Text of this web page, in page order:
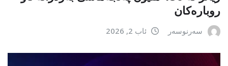
روبارەکان
سەرنوسەر ئاب 2, 2026